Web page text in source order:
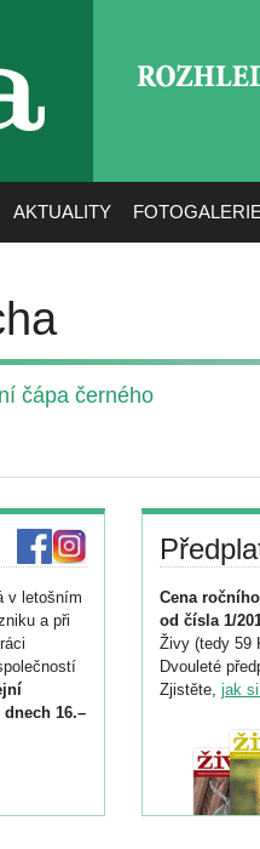
AKTUALITY
čápa černého
v letošním
a při
16.–
Cena
od čísla 1/
Živy (tedy 59
Dvouleté
Zjistěte, jak